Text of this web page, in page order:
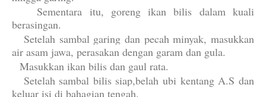
Sementara itu, goreng ikan bilis dalam kuali
berasingan.
Setelah sambal garing dan pecah minyak, masukkan
air asam jawa, perasakan dengan garam dan gula.
Masukkan ikan bilis dan gaul rata.
Setelah sambal bilis siap,belah ubi kentang A.S dan
keluar isi di bahagian tengah.